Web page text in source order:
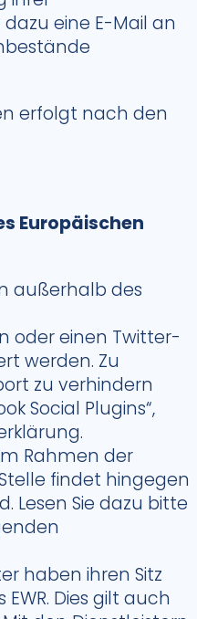
eine E-Mail an
erfolgt nach den
Europäischen
außerhalb des
oder einen Twitter-
werden. Zu
zu verhindern
Social Plugins“,
Rahmen der
findet hingegen
Lesen Sie dazu bitte
haben ihren Sitz
Dies gilt auch